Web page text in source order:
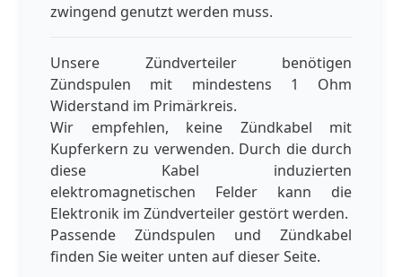
zwingend genutzt werden muss.
Unsere Zündverteiler benötigen
Zündspulen mit mindestens 1 Ohm
Widerstand im Primärkreis.
Wir empfehlen, keine Zündkabel mit
Kupferkern zu verwenden. Durch die durch
diese Kabel induzierten
elektromagnetischen Felder kann die
Elektronik im Zündverteiler gestört werden.
Passende Zündspulen und Zündkabel
finden Sie weiter unten auf dieser Seite.